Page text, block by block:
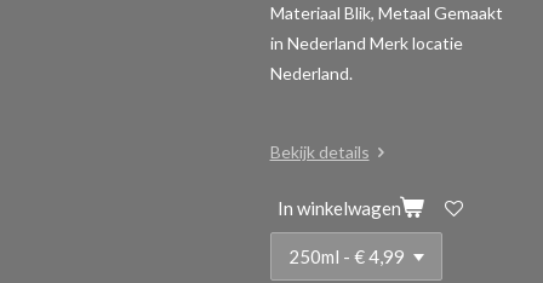
Materiaal Blik, Metaal Gemaakt
in Nederland Merk locatie
Nederland.
Bekijk details
In winkelwagen